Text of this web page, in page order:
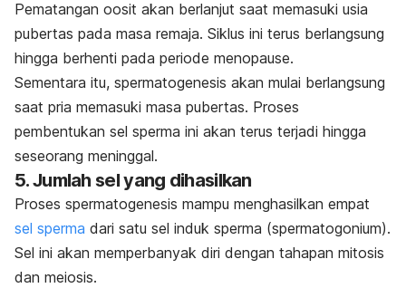
Pematangan oosit akan berlanjut saat memasuki usia
pubertas pada masa remaja. Siklus ini terus berlangsung
hingga berhenti pada periode menopause.
Sementara itu, spermatogenesis akan mulai berlangsung
saat pria memasuki masa pubertas. Proses
pembentukan sel sperma ini akan terus terjadi hingga
seseorang meninggal.
5. Jumlah sel yang dihasilkan
Proses spermatogenesis mampu menghasilkan empat
sel sperma dari satu sel induk sperma (spermatogonium).
Sel ini akan memperbanyak diri dengan tahapan mitosis
dan meiosis.